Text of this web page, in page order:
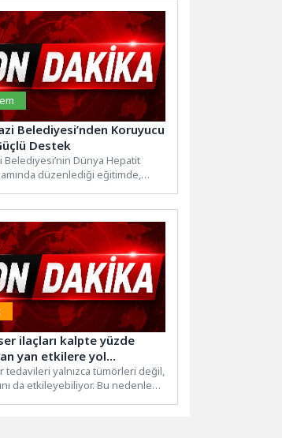
Belediyesi’nden Koruyucu
Destek
Belediyesi’nin Dünya Hepatit
düzenlediği eğitimde,
ilaçları kalpte yüzde
yan etkilere yol
tedavileri yalnızca tümörleri değil,
da etkileyebiliyor. Bu nedenle